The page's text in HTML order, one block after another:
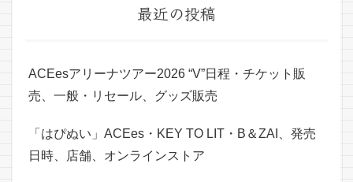
最近の投稿
ACEesアリーナツアー2026 “V”日程・チケット販
売、一般・リセール、グッズ販売
「はぴぬい」ACEes・KEY TO LIT・B＆ZAI、発売
日時、店舗、オンラインストア